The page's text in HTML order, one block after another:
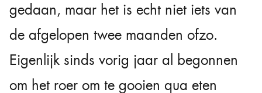
gedaan, maar het is echt niet iets van
de afgelopen twee maanden ofzo.
Eigenlijk sinds vorig jaar al begonnen
om het roer om te gooien qua eten